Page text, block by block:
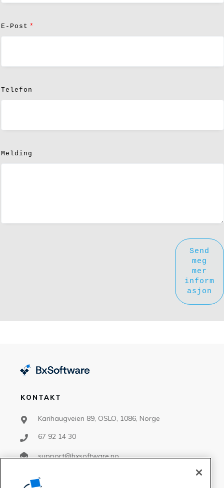
E-Post
Telefon
Melding
Send
meg
mer
inform
asjon
KONTAKT
Karihaugveien 89, OSLO, 1086, Norge
67 92 14 30
support@bxsoftware.no